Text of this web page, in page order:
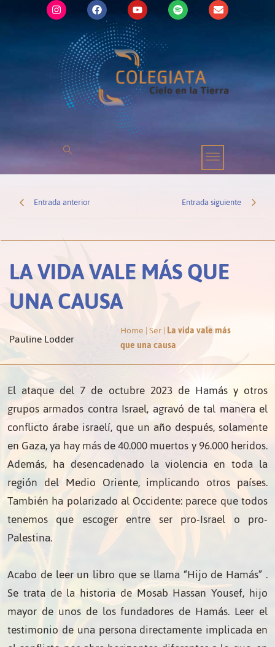
Entrada anterior Entrada siguiente
LA VIDA VALE MÁS QUE
UNA CAUSA
Pauline Lodder Home|Ser|La vida vale más
que una causa
El ataque del 7 de octubre 2023 de Hamás y otros
grupos armados contra Israel, agravó de tal manera el
conflicto árabe israelí, que un año después, solamente
en Gaza, ya hay más de 40.000 muertos y 96.000 heridos.
Además, ha desencadenado la violencia en toda la
región del Medio Oriente, implicando otros países.
También ha polarizado al Occidente: parece que todos
tenemos que escoger entre ser pro-Israel o pro-
Palestina.
Acabo de leer un libro que se llama “Hijo de Hamás” .
Se trata de la historia de Mosab Hassan Yousef, hijo
mayor de unos de los fundadores de Hamás. Leer el
testimonio de una persona directamente implicada en